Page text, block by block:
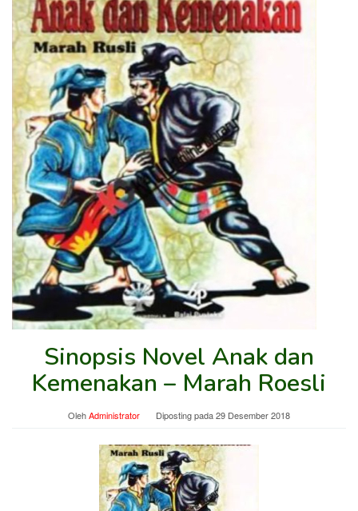
Sinopsis Novel Anak dan
Kemenakan – Marah Roesli
OlehAdministrator Diposting pada29 Desember 2018